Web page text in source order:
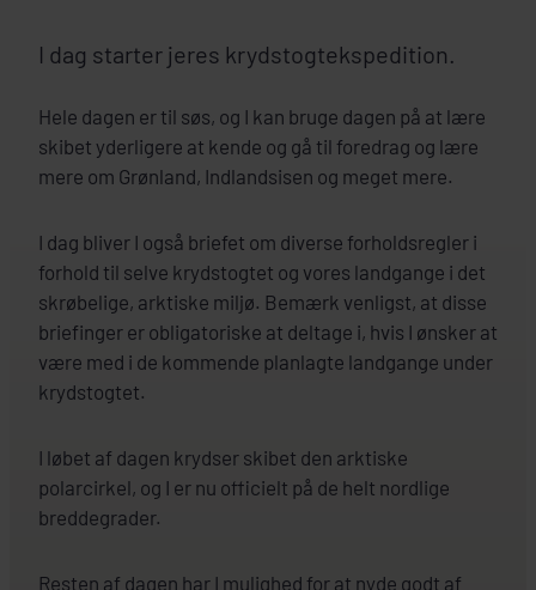
I dag starter jeres krydstogtekspedition.
Hele dagen er til søs, og I kan bruge dagen på at lære
skibet yderligere at kende og gå til foredrag og lære
mere om Grønland, Indlandsisen og meget mere.
I dag bliver I også briefet om diverse forholdsregler i
forhold til selve krydstogtet og vores landgange i det
skrøbelige, arktiske miljø. Bemærk venligst, at disse
briefinger er obligatoriske at deltage i, hvis I ønsker at
være med i de kommende planlagte landgange under
krydstogtet.
I løbet af dagen krydser skibet den arktiske
polarcirkel, og I er nu officielt på de helt nordlige
breddegrader.
Resten af dagen har I mulighed for at nyde godt af